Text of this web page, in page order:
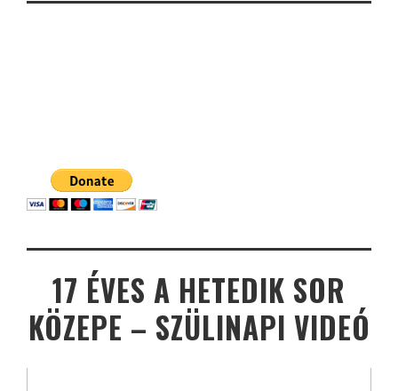
17 ÉVES A HETEDIK SOR
KÖZEPE – SZÜLINAPI VIDEÓ